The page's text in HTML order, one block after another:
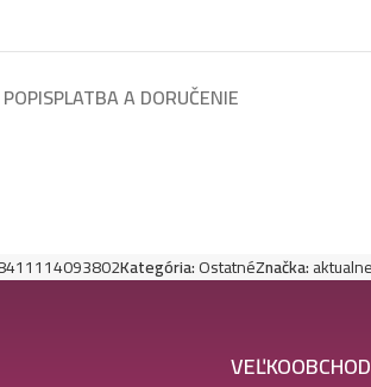
POPISPLATBA A DORUČENIE
Kategória:OstatnéZnačka:aktualne
VEĽKOOBCHOD